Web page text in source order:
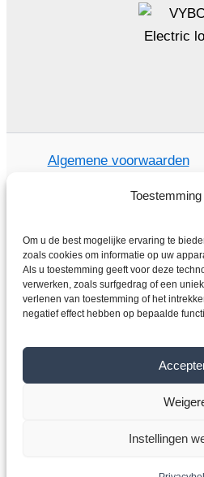
Om u de best mogelijke ervaring te
zoals cookies om informatie op uw
Als u toestemming geeft voor deze
verwerken, zoals surfgedrag of een
verlenen van toestemming of het
negatief effect hebben op bepaalde
Instellingen
Algemene voorwaarden
Over
Copyright © 2026 VYBO-